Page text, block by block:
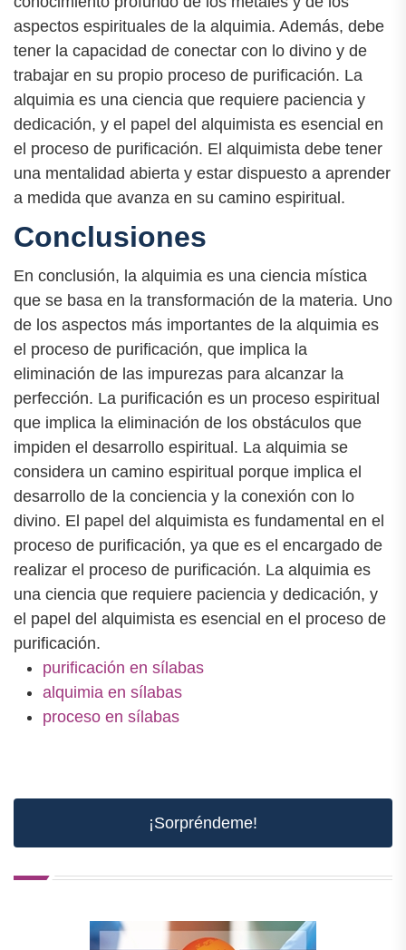
aspectos espirituales de la alquimia. Además, debe
tener la capacidad de conectar con lo divino y de
trabajar en su propio proceso de purificación. La
alquimia es una ciencia que requiere paciencia y
dedicación, y el papel del alquimista es esencial en
el proceso de purificación. El alquimista debe tener
una mentalidad abierta y estar dispuesto a aprender
a medida que avanza en su camino espiritual.
Conclusiones
En conclusión, la alquimia es una ciencia mística
que se basa en la transformación de la materia. Uno
de los aspectos más importantes de la alquimia es
el proceso de purificación, que implica la
eliminación de las impurezas para alcanzar la
perfección. La purificación es un proceso espiritual
que implica la eliminación de los obstáculos que
impiden el desarrollo espiritual. La alquimia se
considera un camino espiritual porque implica el
desarrollo de la conciencia y la conexión con lo
divino. El papel del alquimista es fundamental en el
proceso de purificación, ya que es el encargado de
realizar el proceso de purificación. La alquimia es
una ciencia que requiere paciencia y dedicación, y
el papel del alquimista es esencial en el proceso de
purificación.
purificación en sílabas
alquimia en sílabas
proceso en sílabas
¡Sorpréndeme!